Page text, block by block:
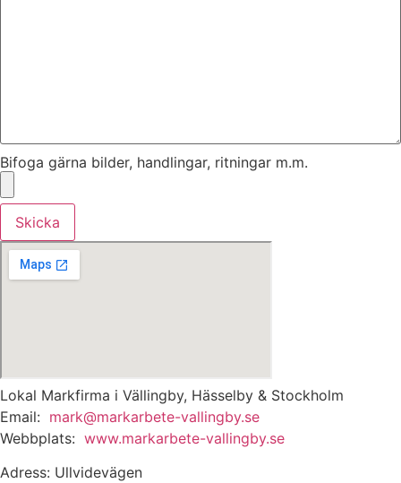
Bifoga gärna bilder, handlingar, ritningar m.m.
Skicka
Lokal Markfirma i Vällingby, Hässelby & Stockholm
Email: mark@markarbete-vallingby.se
Webbplats: www.markarbete-vallingby.se
Adress: Ullvidevägen